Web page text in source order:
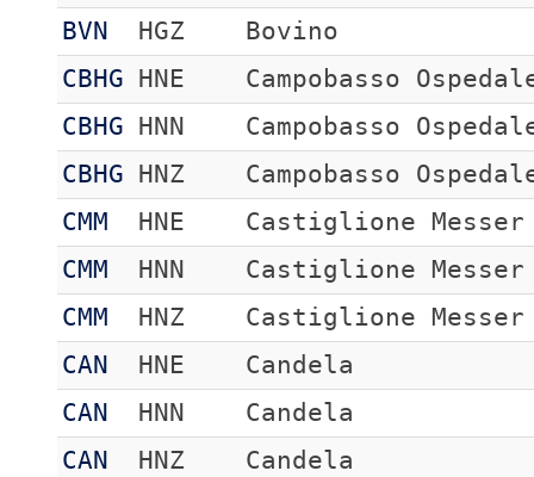
BVN
HGZ
Bovino
CBHG
HNE
Campobasso
CBHG
HNN
Campobasso
CBHG
HNZ
Campobasso
CMM
HNE
Castiglione Messer
CMM
HNN
Castiglione Messer
CMM
HNZ
Castiglione Messer
CAN
HNE
Candela
CAN
HNN
Candela
CAN
HNZ
Candela